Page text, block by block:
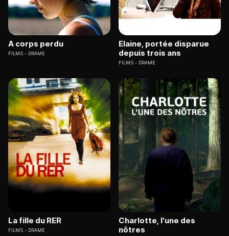
A corps perdu
FILMS DRAME
Elaine, portée disparue
depuis trois ans
FILMS DRAME
La fille du RER
FILMS DRAME
Charlotte, l'une des
nôtres